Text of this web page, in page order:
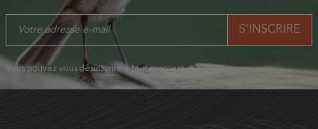
Vous pouvez vous désinscrire à tout moment.